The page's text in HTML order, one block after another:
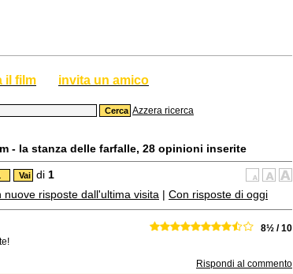
il film invita un amico
Azzera ricerca
- la stanza delle farfalle, 28 opinioni inserite
di 1
nuove risposte dall'ultima visita | Con risposte di oggi
8½ / 10
Rispondi al commento